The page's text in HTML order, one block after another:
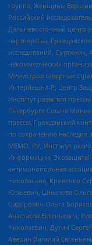
группа, Женщины
Российский
Дальневосточный центр
партнерства,
исследований,
некоммерческих
Министров северных
Интернешнл-Р, Центр
Институт развития
Петербурге Совета
прессы, Гражданский
по сохранению наследия
МЕМО. РУ, Институт
Информации, Экозащита!-
антимонопольная
Николаевна, Кривенко
Юрьевич, Шнырова
Сидорович Ольга
Анастасия Евгеньевна,
Николаевич, Дугин
Аверин Виталий